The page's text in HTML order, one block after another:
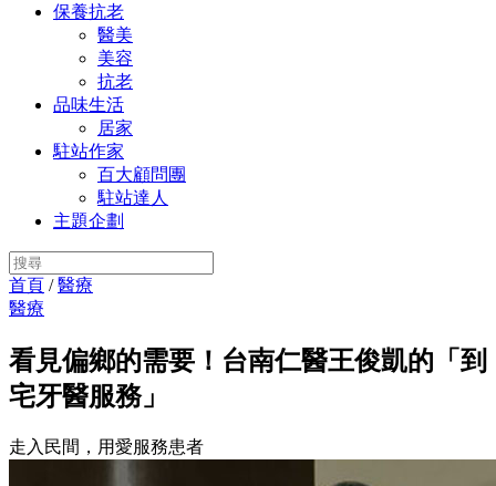
保養抗老
醫美
美容
抗老
品味生活
居家
駐站作家
百大顧問團
駐站達人
主題企劃
首頁 /醫療
醫療
看見偏鄉的需要！台南仁醫王俊凱的「到
宅牙醫服務」
走入民間，用愛服務患者